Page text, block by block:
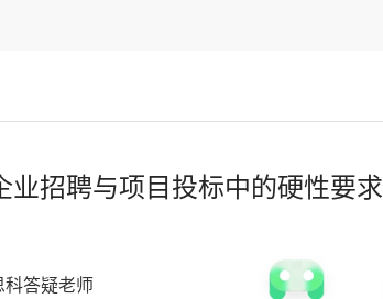
业招聘与项目投标中的硬性要求
科答疑老师